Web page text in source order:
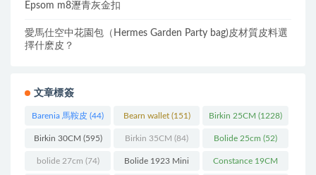
Epsom m8瀝青灰金扣
愛馬仕空中花園包（Hermes Garden Party bag)皮材質皮料選
擇什麽皮？
文章標簽
Barenia 馬鞍皮 (44) Bearn wallet(151) Birkin 25CM (1228)
Birkin 30CM (595) Birkin 35CM (84) Bolide 25cm (52)
bolide 27cm (74) Bolide 1923 Mini Constance 19CM